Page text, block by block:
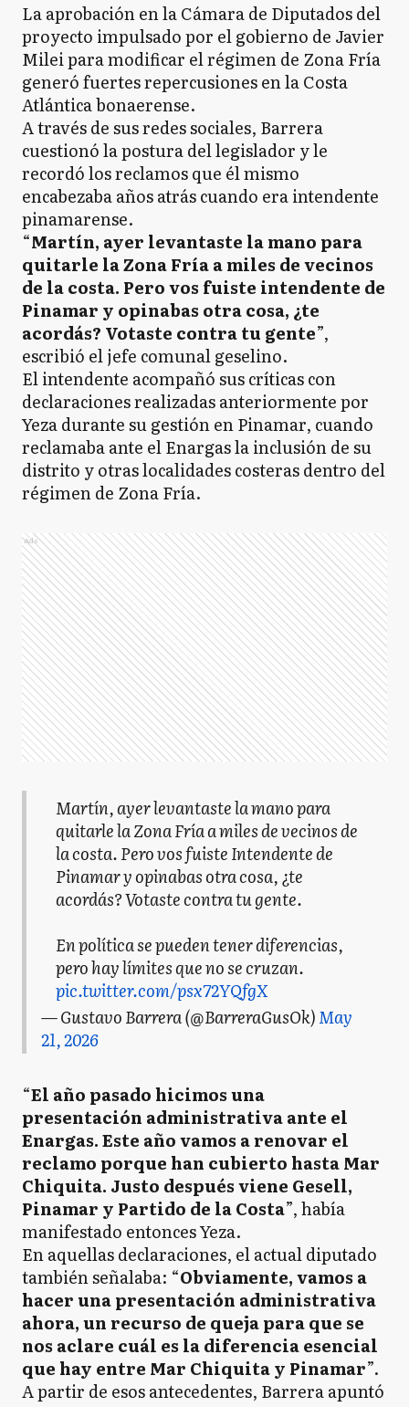
La aprobación en la Cámara de Diputados del
proyecto impulsado por el gobierno de Javier
Milei para modificar el régimen de Zona Fría
generó fuertes repercusiones en la Costa
Atlántica bonaerense.
A través de sus redes sociales, Barrera
cuestionó la postura del legislador y le
recordó los reclamos que él mismo
encabezaba años atrás cuando era intendente
pinamarense.
“Martín, ayer levantaste la mano para
quitarle la Zona Fría a miles de vecinos
de la costa. Pero vos fuiste intendente de
Pinamar y opinabas otra cosa, ¿te
acordás? Votaste contra tu gente”,
escribió el jefe comunal geselino.
El intendente acompañó sus críticas con
declaraciones realizadas anteriormente por
Yeza durante su gestión en Pinamar, cuando
reclamaba ante el Enargas la inclusión de su
distrito y otras localidades costeras dentro del
régimen de Zona Fría.
Ads
Martín, ayer levantaste la mano para
quitarle la Zona Fría a miles de vecinos de
la costa. Pero vos fuiste Intendente de
Pinamar y opinabas otra cosa, ¿te
acordás? Votaste contra tu gente.
En política se pueden tener diferencias,
pero hay límites que no se cruzan.
pic.twitter.com/psx72YQfgX
— Gustavo Barrera (@BarreraGusOk)May
21, 2026
“El año pasado hicimos una
presentación administrativa ante el
Enargas. Este año vamos a renovar el
reclamo porque han cubierto hasta Mar
Chiquita. Justo después viene Gesell,
Pinamar y Partido de la Costa”, había
manifestado entonces Yeza.
En aquellas declaraciones, el actual diputado
también señalaba: “Obviamente, vamos a
hacer una presentación administrativa
ahora, un recurso de queja para que se
nos aclare cuál es la diferencia esencial
que hay entre Mar Chiquita y Pinamar”.
A partir de esos antecedentes, Barrera apuntó